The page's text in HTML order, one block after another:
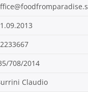
708/2014
Claudio